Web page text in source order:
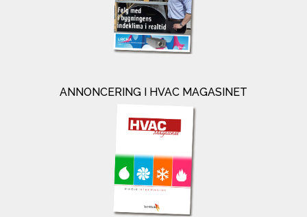
ANNONCERING I HVAC MAGASINET